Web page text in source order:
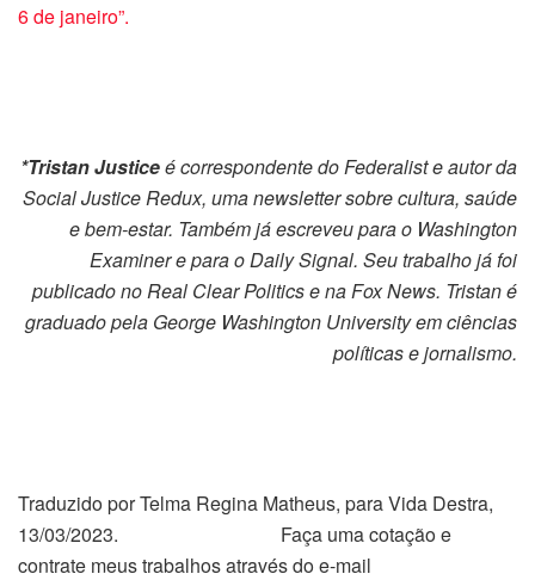
6 de janeiro”.
*Tristan Justiceé correspondente do Federalist e autor da
Social Justice Redux, uma newsletter sobre cultura, saúde
e bem-estar. Também já escreveu para o Washington
Examiner e para o Daily Signal. Seu trabalho já foi
publicado no Real Clear Politics e na Fox News. Tristan é
graduado pela George Washington University em ciências
políticas e jornalismo.
Traduzido por Telma Regina Matheus, para Vida Destra,
13/03/2023. Faça uma cotação e
contrate meus trabalhos através do e-mail